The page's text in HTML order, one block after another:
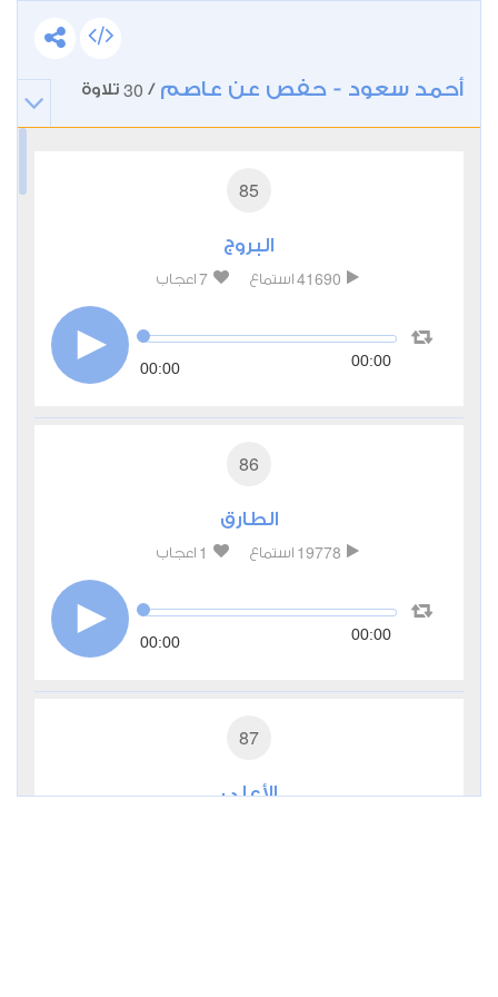
أحمد سعود - حفص عن عاصم /
30 تلاوة
85
البروج
41690 استماع 7 اعجاب
00:00 00:00
86
الطارق
19778 استماع 1 اعجاب
00:00 00:00
87
الأعلى